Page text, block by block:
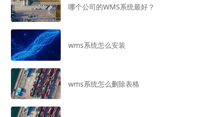
哪个公司的WMS系统最好？
wms系统怎么安装
wms系统怎么删除表格